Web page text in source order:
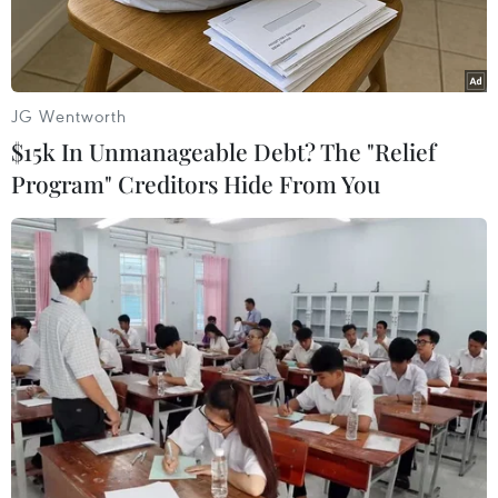
pháp luật.
Các đại biểu tham dự cuộc họp. (Ảnh: PV/Vietnam+)
Thời gian qua, mặc dù Việt Nam đã đạt nhiều
kết quả trong công tác bảo vệ trẻ em, tình trạng
trẻ em tham gia lao động sớm, làm việc trong
JG Wentworth
$15k In Unmanageable Debt? The "Relief
Program" Creditors Hide From You